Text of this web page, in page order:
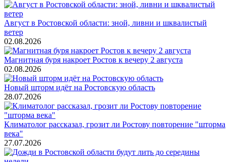
Август в Ростовской области: зной, ливни и шквалистый
ветер
02.08.2026
Магнитная буря накроет Ростов к вечеру 2 августа
02.08.2026
Новый шторм идёт на Ростовскую область
28.07.2026
Климатолог рассказал, грозит ли Ростову повторение "шторма
века"
27.07.2026